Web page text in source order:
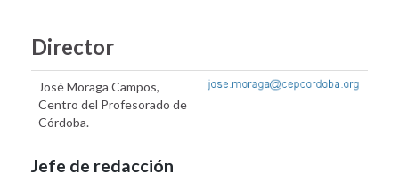
Director
José Moraga Campos,
Centro del Profesorado de
Córdoba.
Jefe de redacción